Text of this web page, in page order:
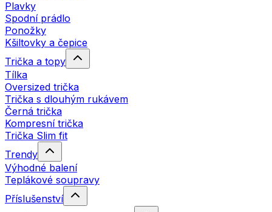
Plavky
Spodní prádlo
Ponožky
Kšiltovky a čepice
Trička a topy
Tílka
Oversized trička
Trička s dlouhým rukávem
Černá trička
Kompresní trička
Trička Slim fit
Trendy
Výhodné balení
Teplákové soupravy
Příslušenství